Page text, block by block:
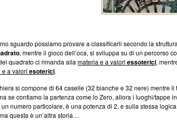
sguardo possiamo provare a classificarli secondo la
, mentre il gioco dell’oca, si sviluppa su di un percorso
quadrato ci rimanda alla materia e a valori essoterici,
a valori esoterici.
si compone di 64 caselle (32 bianche e 32 nere) mentre
se contiamo la partenza come lo Zero, allora i luoghi/tappe
un numero particolare, è una potenza di 2, e sulla stessa
questa è un’altra storia…